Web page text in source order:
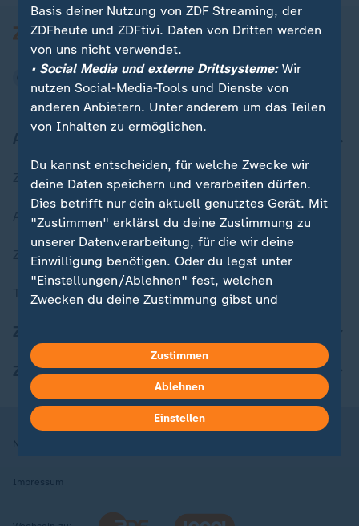
Zuletzt veröffentlicht
Aktuelle Sendungs-Videos
ZDFheute Stories
Themen im Überblick
ZDFheute Apps
Nutzungsbedingungen
Impressum
Basis deiner Nutzung von ZDF Streaming, der
ZDFheute und ZDFtivi. Daten von Dritten werden
von uns nicht verwendet.
• Social Media und externe Drittsysteme:Wir
nutzen Social-Media-Tools und Dienste von
anderen Anbietern. Unter anderem um das Teilen
von Inhalten zu ermöglichen.
Du kannst entscheiden, für welche Zwecke wir
deine Daten speichern und verarbeiten dürfen.
Dies betrifft nur dein aktuell genutztes Gerät. Mit
"Zustimmen" erklärst du deine Zustimmung zu
unserer Datenverarbeitung, für die wir deine
Einwilligung benötigen. Oder du legst unter
"Einstellungen/Ablehnen" fest, welchen
Zwecken du deine Zustimmung gibst und
in deinen Einstellungen widerrufen oder ändern.
Hier findest du das Impressum.
Weitere Informationen findest du in unserer
Datenschutzerklärung.
Zustimmen
Ablehnen
Einstellen